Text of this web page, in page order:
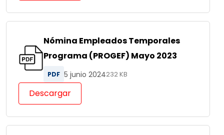
Nómina Empleados Temporales
Programa (PROGEF) Mayo 2023
PDF 5 junio 2024232 KB
Descargar